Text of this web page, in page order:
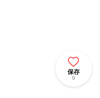
保存
0